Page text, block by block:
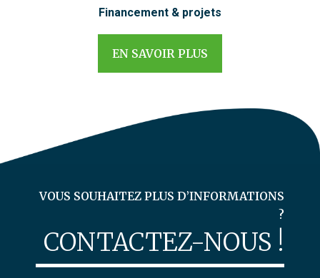
Financement & projets
EN SAVOIR PLUS
VOUS SOUHAITEZ PLUS D’INFORMATIONS
?
CONTACTEZ-NOUS !